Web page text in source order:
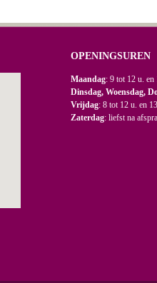
OPENINGSUREN
Maandag: 9 tot 12 u.
Dinsdag, Woensdag,
Vrijdag: 8 tot 12 u. en
Zaterdag: liefst na